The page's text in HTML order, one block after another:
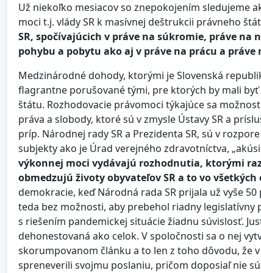
Už niekoľko mesiacov so znepokojením sledujeme
moci t.j. vlády SR k masívnej deštrukcii právneho
SR, spočívajúcich v práve na súkromie, práve
pohybu a pobytu ako aj v práve na prácu a
Medzinárodné dohody, ktorými je Slovenská
flagrantne porušované tými, pre ktorých by mali
štátu. Rozhodovacie právomoci týkajúce sa
práva a slobody, ktoré sú v zmysle Ústavy SR a
príp. Národnej rady SR a Prezidenta SR, sú v
subjekty ako je Úrad verejného zdravotníctva,
výkonnej moci vydávajú rozhodnutia, ktorými
obmedzujú životy obyvateľov SR a to vo
demokracie, keď Národná rada SR prijala už vyše
teda bez možnosti, aby prebehol riadny
s riešením pandemickej situácie žiadnu súvislosť.
dehonestovaná ako celok. V spoločnosti sa o nej
skorumpovanom článku a to len z toho dôvodu, že
spreneverili svojmu poslaniu, pričom doposiaľ nie